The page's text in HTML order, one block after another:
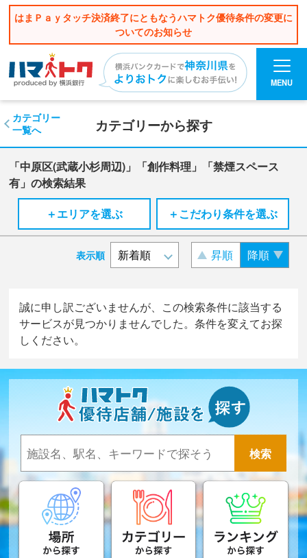
はまＰａｙタッチ決済終了にともなうハマトク優待条件の変更に
ついてのお知らせ
MENU
カテゴリーから探す
カテゴリー
一覧へ
「中原区(武蔵小杉周辺)」「創作料理」「禁煙スペース
有」の検索結果
＋エリアを選ぶ
＋こだわり条件を選ぶ
表示順 昇順 降順
誠に申し訳ございませんが、この検索条件に該当する
サービスが見つかりませんでした。条件を変えてお探
しください。